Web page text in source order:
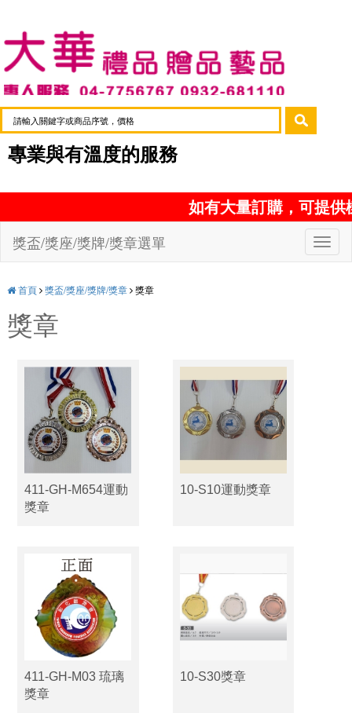
專業與有溫度的服務
如有大量訂購，可提供
獎盃/獎座/獎牌/獎章選單
首頁 獎盃/獎座/獎牌/獎章 獎章
獎章
411-GH-M654運動
獎章
10-S10運動獎章
411-GH-M03 琉璃
獎章
10-S30獎章